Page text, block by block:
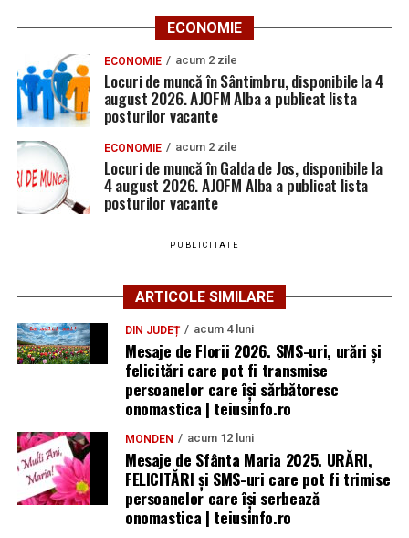
ECONOMIE
ECONOMIE acum 2 zile
Locuri de muncă în Sântimbru, disponibile la 4
august 2026. AJOFM Alba a publicat lista
posturilor vacante
ECONOMIE acum 2 zile
Locuri de muncă în Galda de Jos, disponibile la
4 august 2026. AJOFM Alba a publicat lista
posturilor vacante
PUBLICITATE
ARTICOLE SIMILARE
DIN JUDEȚ acum 4 luni
Mesaje de Florii 2026. SMS-uri, urări și
felicitări care pot fi transmise
persoanelor care îşi sărbătoresc
onomastica | teiusinfo.ro
MONDEN acum 12 luni
Mesaje de Sfânta Maria 2025. URĂRI,
FELICITĂRI și SMS-uri care pot fi trimise
persoanelor care își serbează
onomastica | teiusinfo.ro